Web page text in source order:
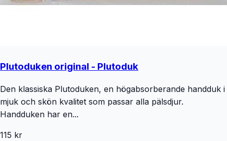
Plutoduken original - Plutoduk
Den klassiska Plutoduken, en högabsorberande handduk i
mjuk och skön kvalitet som passar alla pälsdjur.
Handduken har en...
115 kr